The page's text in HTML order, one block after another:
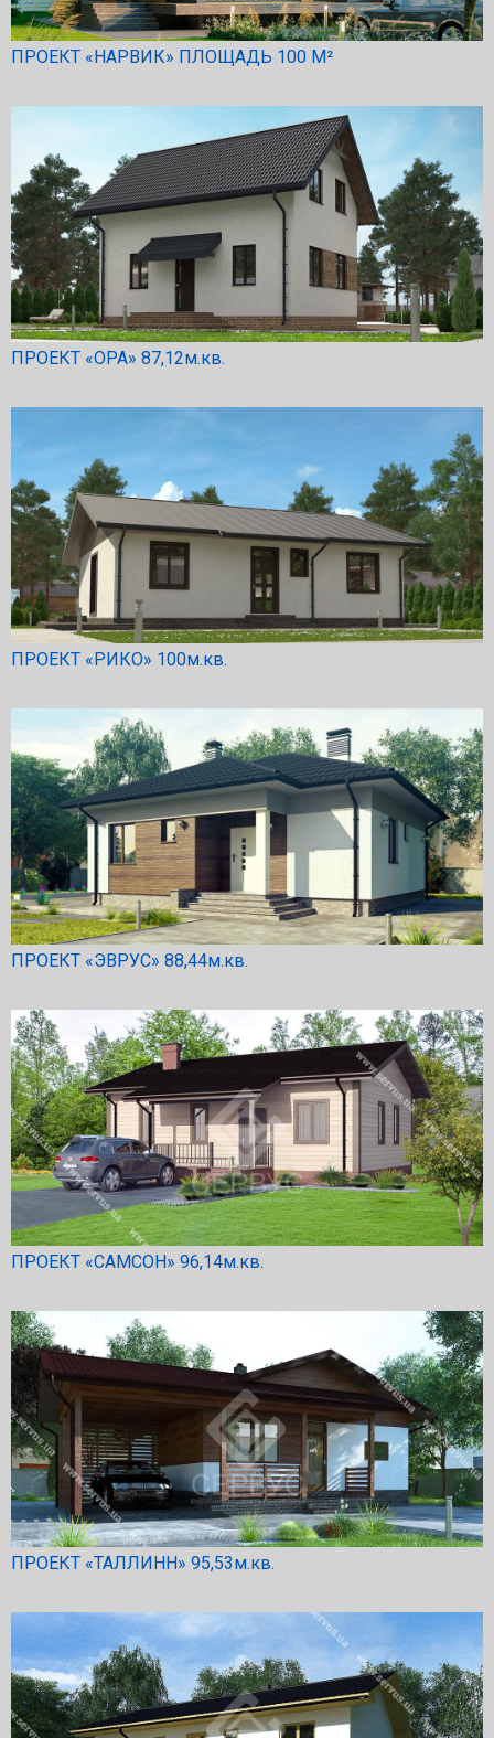
ПРОЕКТ «НАРВИК» ПЛОЩАДЬ 100 М²
ПРОЕКТ «ОРА» 87,12м.кв.
ПРОЕКТ «РИКО» 100м.кв.
ПРОЕКТ «ЭВРУС» 88,44м.кв.
ПРОЕКТ «САМСОН» 96,14м.кв.
ПРОЕКТ «ТАЛЛИНН» 95,53м.кв.